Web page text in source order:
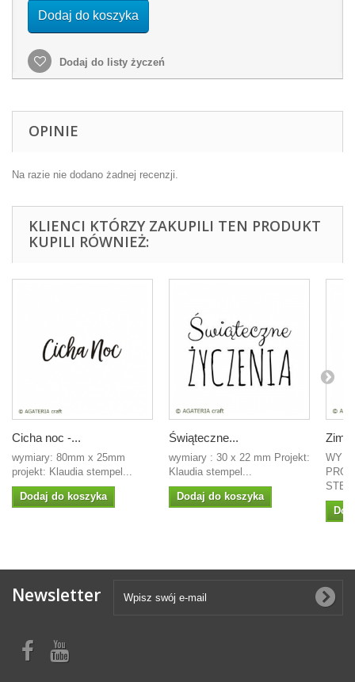
Dodaj do koszyka
Dodaj do listy życzeń
OPINIE
Na razie nie dodano żadnej recenzji.
KLIENCI KTÓRZY ZAKUPILI TEN PRODUKT
KUPILI RÓWNIEŻ:
Cicha noc -...
wymiary: 80mm x 25mm
projekt: Klaudia stempel...
Dodaj do koszyka
Świąteczne...
wymiary : 30 x 22 mm Projekt:
Klaudia stempel...
Dodaj do koszyka
Newsletter